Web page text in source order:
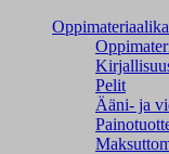
Pelit
Ääni- ja